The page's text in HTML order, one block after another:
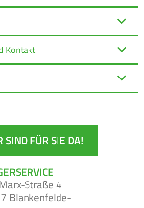
Kontakt
SIND FÜR SIE DA!
Straße 4
Blankenfelde-